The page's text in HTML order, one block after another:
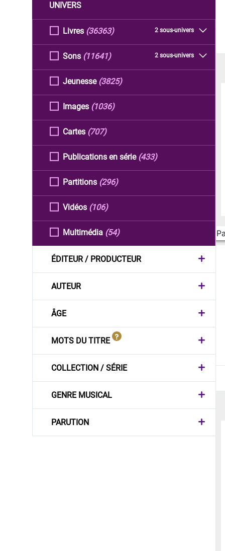
UNIVERS
Livres 2 sous-univers
(36363)
Sons 2 sous-univers
(11641)
Jeunesse (3825)
Images (1036)
Cartes (707)
Publications en série (433)
Partitions (296)
Vidéos (106)
Multimédia (54)
ÉDITEUR / PRODUCTEUR
AUTEUR
ÂGE
MOTS DU TITRE
COLLECTION / SÉRIE
GENRE MUSICAL
PARUTION